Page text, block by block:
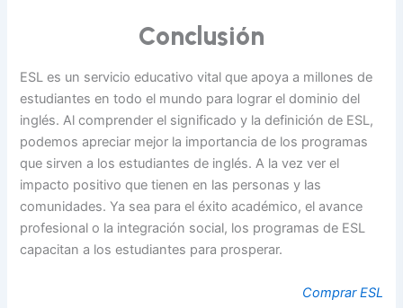
Conclusión
ESL es un servicio educativo vital que apoya a millones de
estudiantes en todo el mundo para lograr el dominio del
inglés. Al comprender el significado y la definición de ESL,
podemos apreciar mejor la importancia de los programas
que sirven a los estudiantes de inglés. A la vez ver el
impacto positivo que tienen en las personas y las
comunidades. Ya sea para el éxito académico, el avance
profesional o la integración social, los programas de ESL
capacitan a los estudiantes para prosperar.
Comprar ESL